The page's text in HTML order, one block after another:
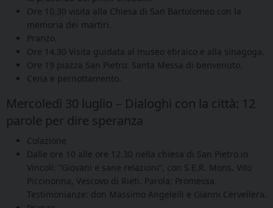
Ore 10.30 visita alla Chiesa di San Bartolomeo con la
memoria dei martiri.
Pranzo.
Ore 14.30 Visita guidata al museo ebraico e alla sinagoga.
Ore 19 piazza San Pietro: Santa Messa di benvenuto.
Cena e pernottamento.
Mercoledì 30 luglio – Dialoghi con la città: 12
parole per dire speranza
Colazione
Dalle ore 10 alle ore 12.30 nella chiesa di San Pietro in
Vincoli: “Giovani e sane relazioni”, con S.E.R. Mons. Vito
Piccinonna, Vescovo di Rieti. Parola: Promessa.
Testimonianze: don Massimo Angelelli e Gianni Cervellera.